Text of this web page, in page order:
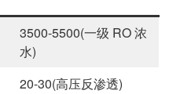
3500-5500(一级 RO 浓
水)
20-30(高压反渗透)